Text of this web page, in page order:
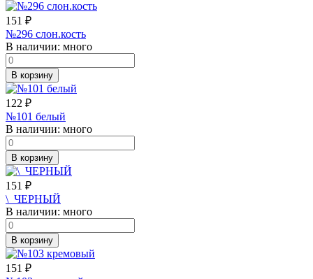
151 ₽
№296 слон.кость
В наличии: много
В корзину
122 ₽
№101 белый
В наличии: много
В корзину
151 ₽
\_ЧЕРНЫЙ
В наличии: много
В корзину
151 ₽